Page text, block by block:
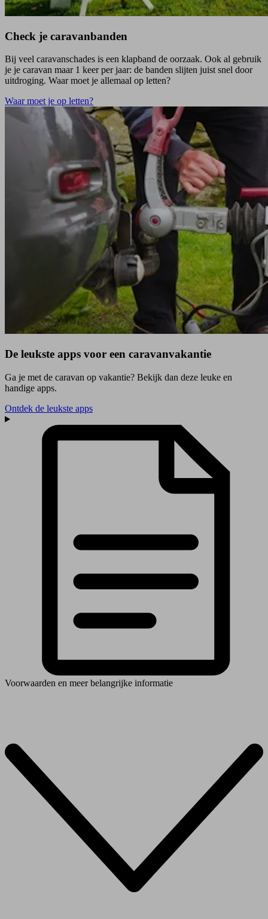
Check je caravanbanden
Bij veel caravanschades is een klapband de oorzaak. Ook al gebruik
je je caravan maar 1 keer per jaar: de banden slijten juist snel door
uitdroging. Waar moet je allemaal op letten?
Waar moet je op letten?
De leukste apps voor een caravanvakantie
Ga je met de caravan op vakantie? Bekijk dan deze leuke en
handige apps.
Ontdek de leukste apps
Voorwaarden en meer belangrijke informatie